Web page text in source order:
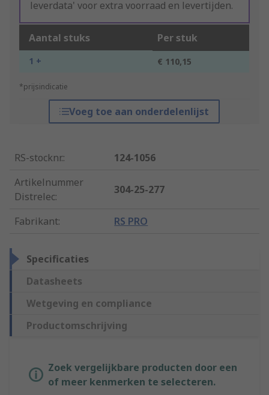
leverdata' voor extra voorraad en levertijden.
Aantal stuks Per stuk
1 + € 110,15
*prijsindicatie
Voeg toe aan onderdelenlijst
RS-stocknr.:
124-1056
Artikelnummer
Distrelec:
304-25-277
Fabrikant: RS PRO
Specificaties
Datasheets
Wetgeving en compliance
Productomschrijving
Zoek vergelijkbare producten door een
of meer kenmerken te selecteren.